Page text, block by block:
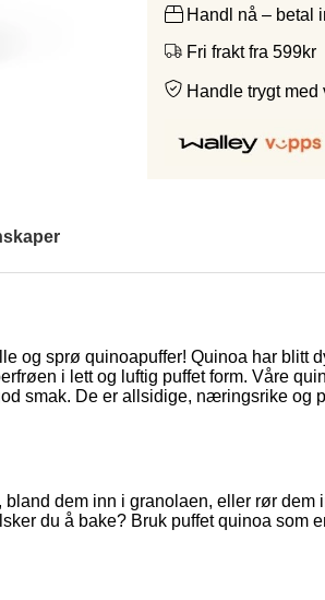
Handl nå – betal
Fri frakt fra 599kr
Handle trygt
og sprø quinoapuffer! Quinoa har blitt
i lett og luftig puffet form. Våre
smak. De er allsidige, næringsrike og
dem inn i granolaen, eller rør
du å bake? Bruk puffet quinoa